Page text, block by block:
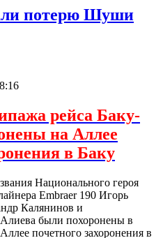
потерю Шуши
рейса Баку-
на Аллее
в Баку
Национального героя
Embraer 190 Игорь
Калянинов и
были похоронены в
почетного захоронения в